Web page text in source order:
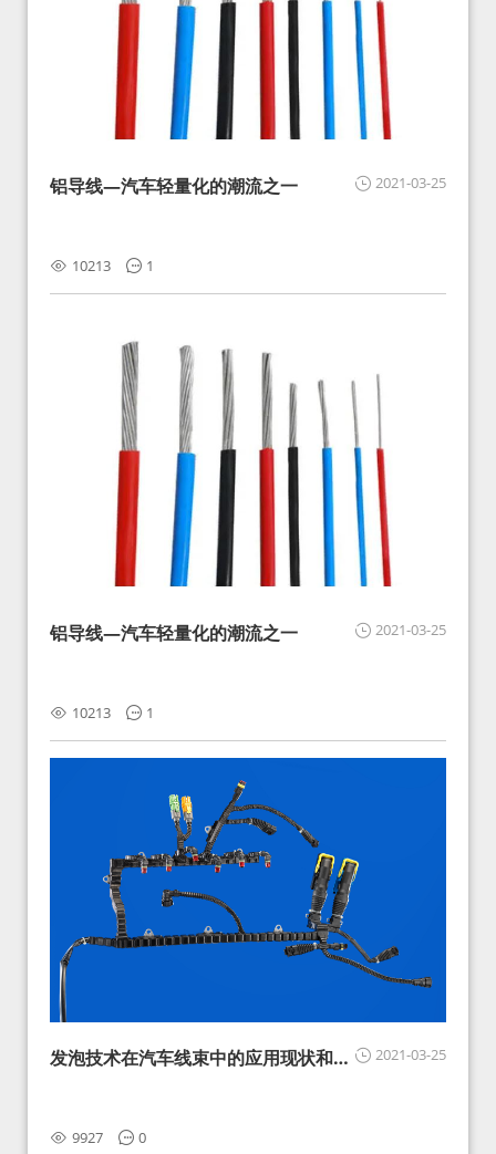
2021-03-25
铝导线—汽车轻量化的潮流之一
10213 1
2021-03-25
铝导线—汽车轻量化的潮流之一
10213 1
2021-03-25
发泡技术在汽车线束中的应用现状和展
9927 0